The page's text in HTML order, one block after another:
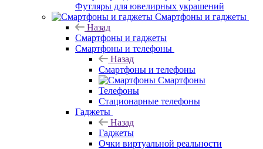
Футляры для ювелирных украшений
Смартфоны и гаджеты
Назад
Смартфоны и гаджеты
Смартфоны и телефоны
Назад
Смартфоны и телефоны
Смартфоны
Телефоны
Стационарные телефоны
Гаджеты
Назад
Гаджеты
Очки виртуальной реальности